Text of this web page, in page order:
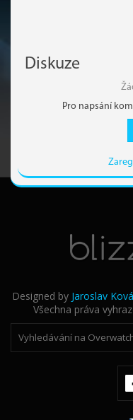
Diskuze
Pro napsání
Designed by Jaroslav
Všechna práva